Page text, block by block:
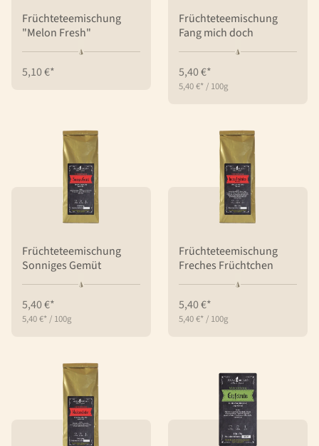
Früchteteemischung
"Melon Fresh"
5,10 €*
Früchteteemischung
Fang mich doch
5,40 €*
5,40 €*/ 100g
Früchteteemischung
Sonniges Gemüt
5,40 €*
5,40 €*/ 100g
Früchteteemischung
Freches Früchtchen
5,40 €*
5,40 €*/ 100g